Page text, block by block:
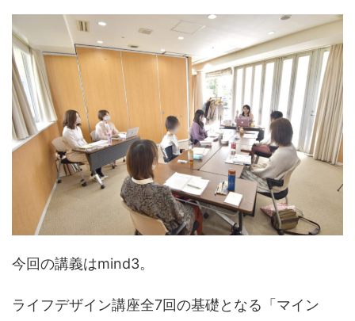
今回の講義はmind3。
ライフデザイン講座全7回の基礎となる「マイン